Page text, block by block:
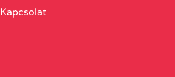
Kapcsolat